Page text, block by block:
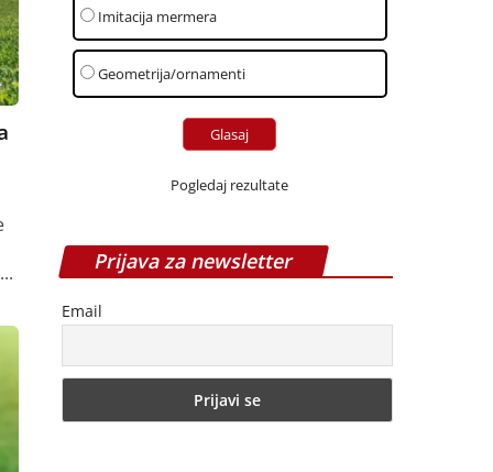
Imitacija mermera
Geometrija/ornamenti
Pogledaj rezultate
Prijava za newsletter
Email